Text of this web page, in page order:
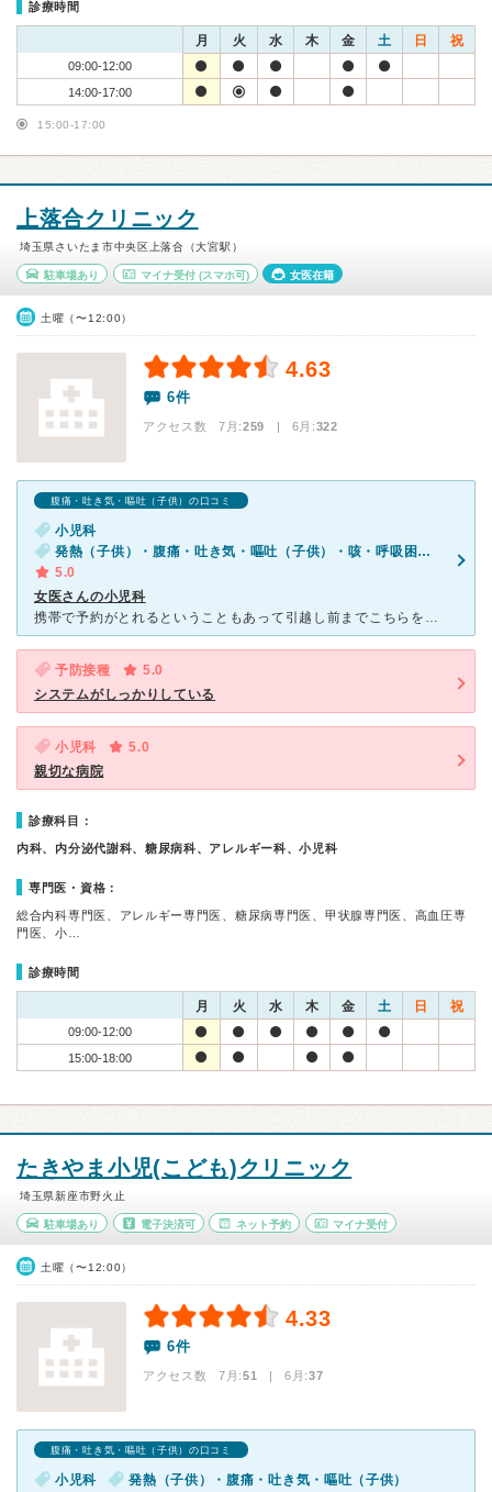
診療時間
月 火 水 木 金 土 日 祝
09:00-12:00
14:00-17:00
15:00-17:00
上落合クリニック
埼玉県さいたま市中央区上落合（大宮駅）
駐車場あり マイナ受付(スマホ可) 女医在籍
土曜（〜12:00）
4.63
6件
アクセス数 7月:259 | 6月:322
腹痛・吐き気・嘔吐（子供）の口コミ
小児科
発熱（子供）・腹痛・吐き気・嘔吐（子供）・咳・呼吸困難（子供）
5.0
女医さんの小児科
携帯で予約がとれるということもあって引越し前までこちらを受診していました。 時間枠予約は瞬殺でしたが、予約をとることができれば待ち時間なく診察に案内していただけるので子供にはありがたかったです。
予防接種
5.0
システムがしっかりしている
小児科
5.0
親切な病院
診療科目：
内科、内分泌代謝科、糖尿病科、アレルギー科、小児科
専門医・資格：
総合内科専門医、アレルギー専門医、糖尿病専門医、甲状腺専門医、高血圧専
門医、小…
診療時間
月 火 水 木 金 土 日 祝
09:00-12:00
15:00-18:00
たきやま小児(こども)クリニック
埼玉県新座市野火止
駐車場あり 電子決済可 ネット予約 マイナ受付
土曜（〜12:00）
4.33
6件
アクセス数 7月:51 | 6月:37
腹痛・吐き気・嘔吐（子供）の口コミ
小児科
発熱（子供）・腹痛・吐き気・嘔吐（子供）